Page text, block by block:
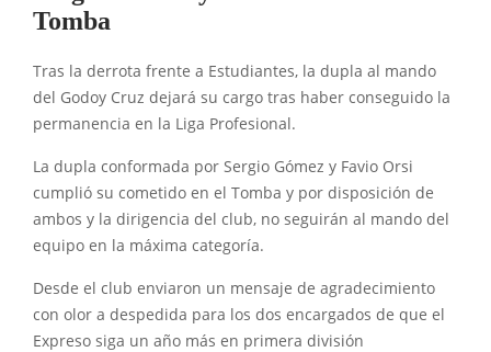
Tomba
Tras la derrota frente a Estudiantes, la dupla al mando
del Godoy Cruz dejará su cargo tras haber conseguido la
permanencia en la Liga Profesional.
La dupla conformada por Sergio Gómez y Favio Orsi
cumplió su cometido en el Tomba y por disposición de
ambos y la dirigencia del club, no seguirán al mando del
equipo en la máxima categoría.
Desde el club enviaron un mensaje de agradecimiento
con olor a despedida para los dos encargados de que el
Expreso siga un año más en primera división